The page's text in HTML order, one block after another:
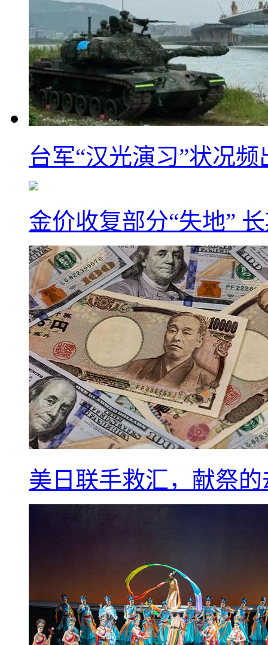
台军“汉光演习”状况
金价收复部分“失地”
美日联手救汇，献祭